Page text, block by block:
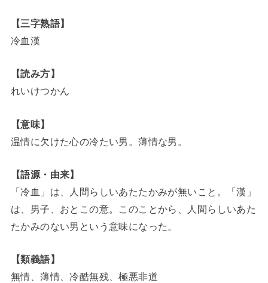
【三字熟語】
冷血漢
【読み方】
れいけつかん
【意味】
温情に欠けた心の冷たい男。薄情な男。
【語源・由来】
「冷血」は、人間らしいあたたかみが無いこと。「漢」
は、男子、おとこの意。このことから、人間らしいあた
たかみのない男という意味になった。
【類義語】
無情、薄情、冷酷無残、極悪非道